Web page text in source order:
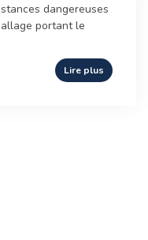
dangereuses
portant le
Lire plus